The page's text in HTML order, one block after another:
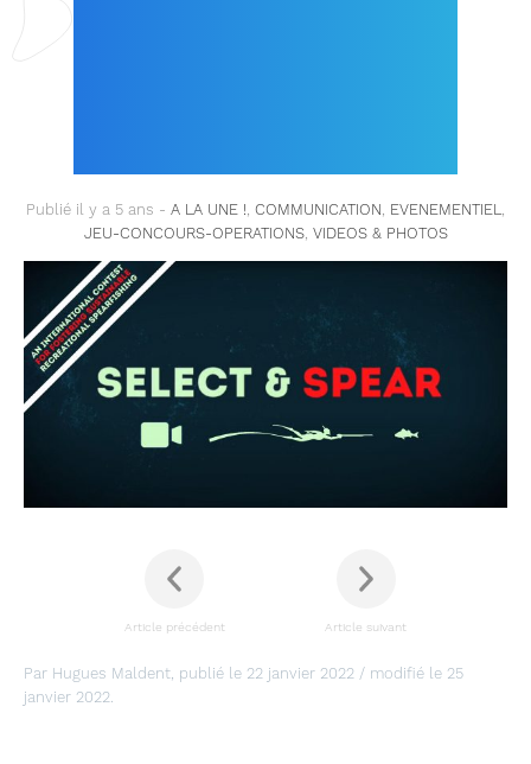
Publié il y a 5 ans - A LA UNE !, COMMUNICATION, EVENEMENTIEL,
JEU-CONCOURS-OPERATIONS, VIDEOS & PHOTOS
Article précédent Article suivant
Par Hugues Maldent, publié le 22 janvier 2022 / modifié le 25
janvier 2022.